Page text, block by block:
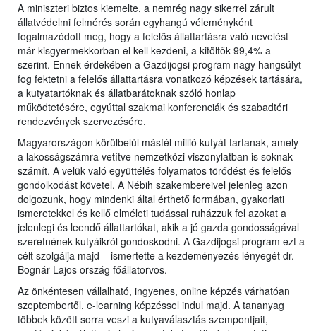
A miniszteri biztos kiemelte, a nemrég nagy sikerrel zárult
állatvédelmi felmérés során egyhangú véleményként
fogalmazódott meg, hogy a felelős állattartásra való nevelést
már kisgyermekkorban el kell kezdeni, a kitöltők 99,4%-a
szerint. Ennek érdekében a Gazdijogsi program nagy hangsúlyt
fog fektetni a felelős állattartásra vonatkozó képzések tartására,
a kutyatartóknak és állatbarátoknak szóló honlap
működtetésére, egyúttal szakmai konferenciák és szabadtéri
rendezvények szervezésére.
Magyarországon körülbelül másfél millió kutyát tartanak, amely
a lakosságszámra vetítve nemzetközi viszonylatban is soknak
számít. A velük való együttélés folyamatos törődést és felelős
gondolkodást követel. A Nébih szakembereivel jelenleg azon
dolgozunk, hogy mindenki által érthető formában, gyakorlati
ismeretekkel és kellő elméleti tudással ruházzuk fel azokat a
jelenlegi és leendő állattartókat, akik a jó gazda gondosságával
szeretnének kutyáikról gondoskodni. A Gazdijogsi program ezt a
célt szolgálja majd – ismertette a kezdeményezés lényegét dr.
Bognár Lajos ország főállatorvos.
Az önkéntesen vállalható, ingyenes, online képzés várhatóan
szeptembertől, e-learning képzéssel indul majd. A tananyag
többek között sorra veszi a kutyaválasztás szempontjait,